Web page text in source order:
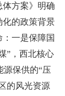
方案》明确
化的政策背景
一是保障国
”，西北核心
源保供的“压
的风光资源